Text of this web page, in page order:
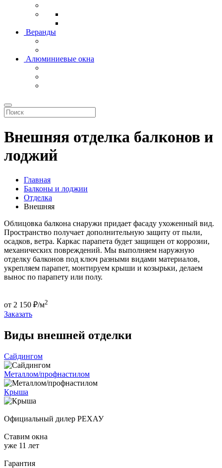
Веранды
Алюминиевые окна
Внешняя отделка балконов и
лоджий
Главная
Балконы и лоджии
Отделка
Внешняя
Облицовка балкона снаружи придает фасаду ухоженный вид.
Пространство получает дополнительную защиту от пыли,
осадков, ветра. Каркас парапета будет защищен от коррозии,
механических повреждений. Мы выполняем наружную
отделку балконов под ключ разными видами материалов,
укрепляем парапет, монтируем крыши и козырьки, делаем
вынос по парапету или полу.
от 2 150 ₽/м2
Заказать
Виды внешней отделки
Сайдингом
Металлом/профнастилом
Крыша
Официальный дилер РЕХАУ
Ставим окна
уже 11 лет
Гарантия